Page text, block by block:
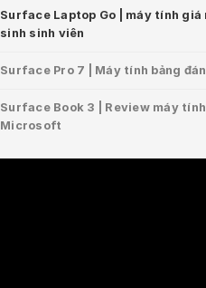
Surface Laptop Go | máy tính giá
sinh sinh viên
Surface Pro 7 | Máy tính bảng
Surface Book 3 | Review máy
Microsoft